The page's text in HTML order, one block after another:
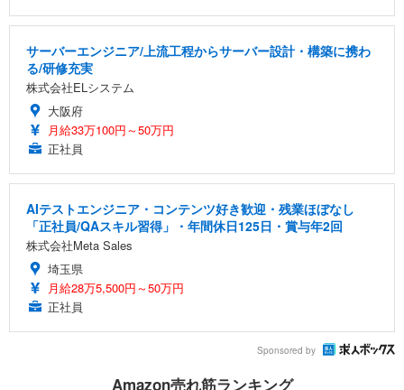
サーバーエンジニア/上流工程からサーバー設計・構築に携わ
る/研修充実
株式会社ELシステム
大阪府
月給33万100円～50万円
正社員
AIテストエンジニア・コンテンツ好き歓迎・残業ほぼなし
「正社員/QAスキル習得」・年間休日125日・賞与年2回
株式会社Meta Sales
埼玉県
月給28万5,500円～50万円
正社員
Sponsored by
Amazon売れ筋ランキング